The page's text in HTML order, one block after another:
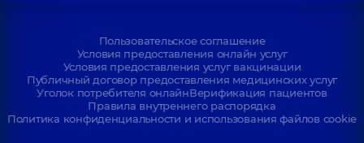
Пользовательское соглашение
Условия предоставления онлайн услуг
Условия предоставления услуг вакцинации
Публичный договор предоставления медицинских услуг
Уголок потребителя онлайнВерификация пациентов
Правила внутреннего распорядка
Политика конфиденциальности и использования файлов cookie